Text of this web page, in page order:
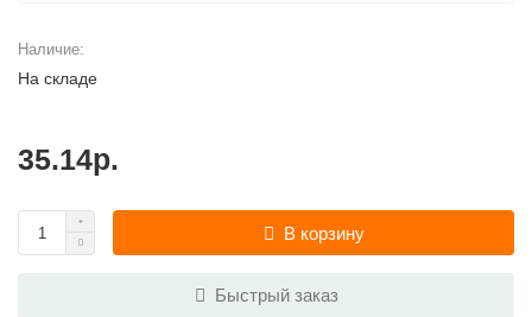
Наличие:
На складе
35.14р.
В корзину
Быстрый заказ